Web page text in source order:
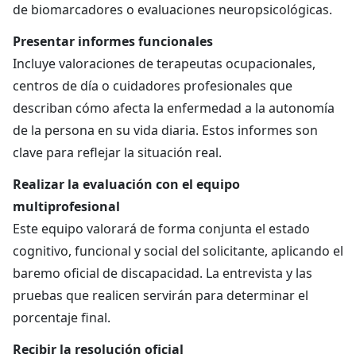
de biomarcadores o evaluaciones neuropsicológicas.
Presentar informes funcionales
Incluye valoraciones de terapeutas ocupacionales,
centros de día o cuidadores profesionales que
describan cómo afecta la enfermedad a la autonomía
de la persona en su vida diaria. Estos informes son
clave para reflejar la situación real.
Realizar la evaluación con el equipo
multiprofesional
Este equipo valorará de forma conjunta el estado
cognitivo, funcional y social del solicitante, aplicando el
baremo oficial de discapacidad. La entrevista y las
pruebas que realicen servirán para determinar el
porcentaje final.
Recibir la resolución oficial